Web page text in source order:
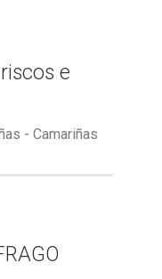
e
- Camariñas